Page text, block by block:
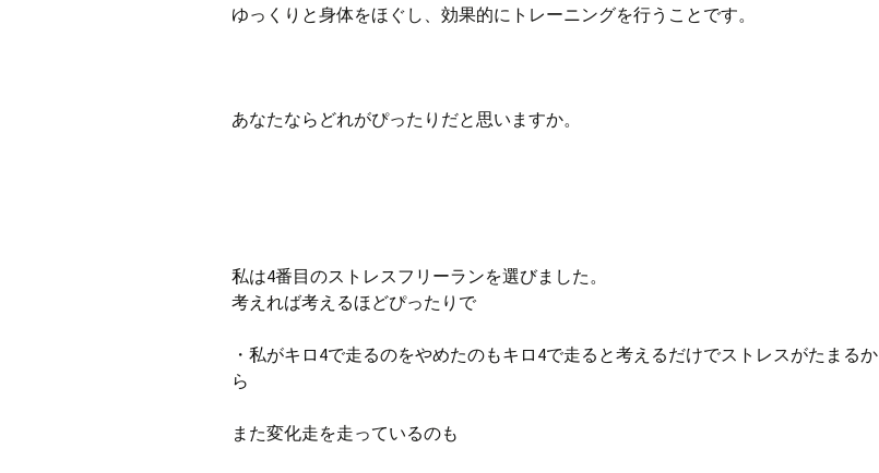
ゆっくりと身体をほぐし、効果的にトレーニングを行うことです。
あなたならどれがぴったりだと思いますか。
私は4番目のストレスフリーランを選びました。
考えれば考えるほどぴったりで
・私がキロ4で走るのをやめたのもキロ4で走ると考えるだけでストレスがたまるか
ら
また変化走を走っているのも